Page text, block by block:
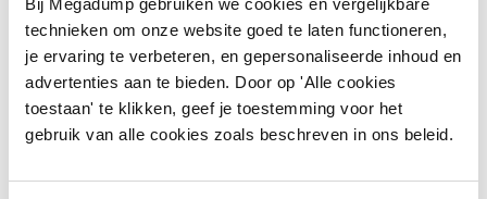
Bij Megadump gebruiken we cookies en vergelijkbare
technieken om onze website goed te laten functioneren,
je ervaring te verbeteren, en gepersonaliseerde inhoud en
advertenties aan te bieden. Door op 'Alle cookies
toestaan' te klikken, geef je toestemming voor het
gebruik van alle cookies zoals beschreven in ons beleid.
Vóór 14:00 besteld,
volgende werkdag in huis
24,14
19,95